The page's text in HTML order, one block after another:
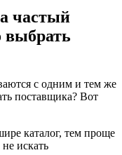
частый
выбрать
с одним и тем же
поставщика? Вот
каталог, тем проще
искать